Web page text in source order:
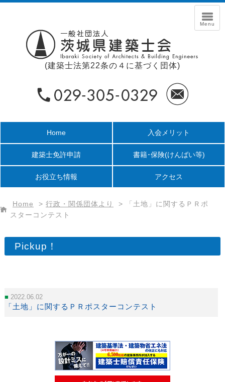
(建築士法第22条の４に基づく団体)
Home 入会メリット
建築士免許申請 書籍･保険(けんばい等)
お役立ち情報 アクセス
Home > 行政・関係団体より >
「土地」に関するＰＲポ
スターコンテスト
Pickup！
2022.06.02
「土地」に関するＰＲポスターコンテスト